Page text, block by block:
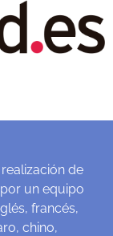
de
un equipo
francés,
chino,